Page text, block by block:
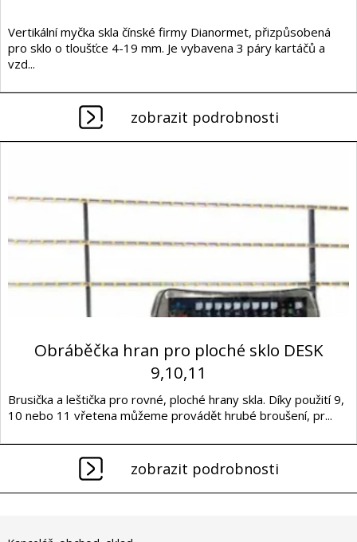
Vertikální myčka skla čínské firmy Dianormet, přizpůsobená
pro sklo o tloušťce 4-19 mm. Je vybavena 3 páry kartáčů a
vzd...
zobrazit podrobnosti
Obráběčka hran pro ploché sklo DESK
9,10,11
Brusička a leštička pro rovné, ploché hrany skla. Díky použití 9,
10 nebo 11 vřetena můžeme provádět hrubé broušení, pr...
zobrazit podrobnosti